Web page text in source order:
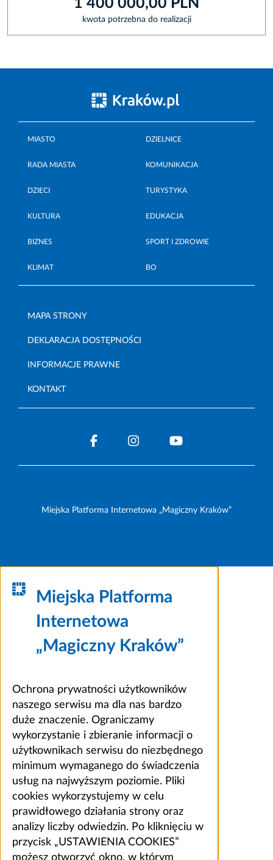
1 400 000,00 PLN
kwota potrzebna do realizacji
MIASTO DZIELNICE
RADA MIASTA KOMUNIKACJA
DZIECI TURYSTYKA
KULTURA EDUKACJA
BIZNES SPORT I ZDROWIE
KLIMAT BO
MAPA STRONY
DEKLARACJA DOSTĘPNOŚCI
INFORMACJE PRAWNE
KONTAKT
Miejska Platforma Internetowa „Magiczny Kraków”
Miejska Platforma
Internetowa
„Magiczny Kraków”
Ochrona prywatności użytkowników
naszego serwisu ma dla nas bardzo
duże znaczenie. Ograniczamy
wykorzystanie i zbieranie informacji o
użytkownikach serwisu do niezbędnego
minimum wymaganego do świadczenia
usług na najwyższym poziomie. Pliki
cookies wykorzystujemy w celu
prawidłowego działania strony oraz
analizy liczby odwiedzin. Po kliknięciu w
przycisk „USTAWIENIA COOKIES”
możesz otworzyć okno, w którym